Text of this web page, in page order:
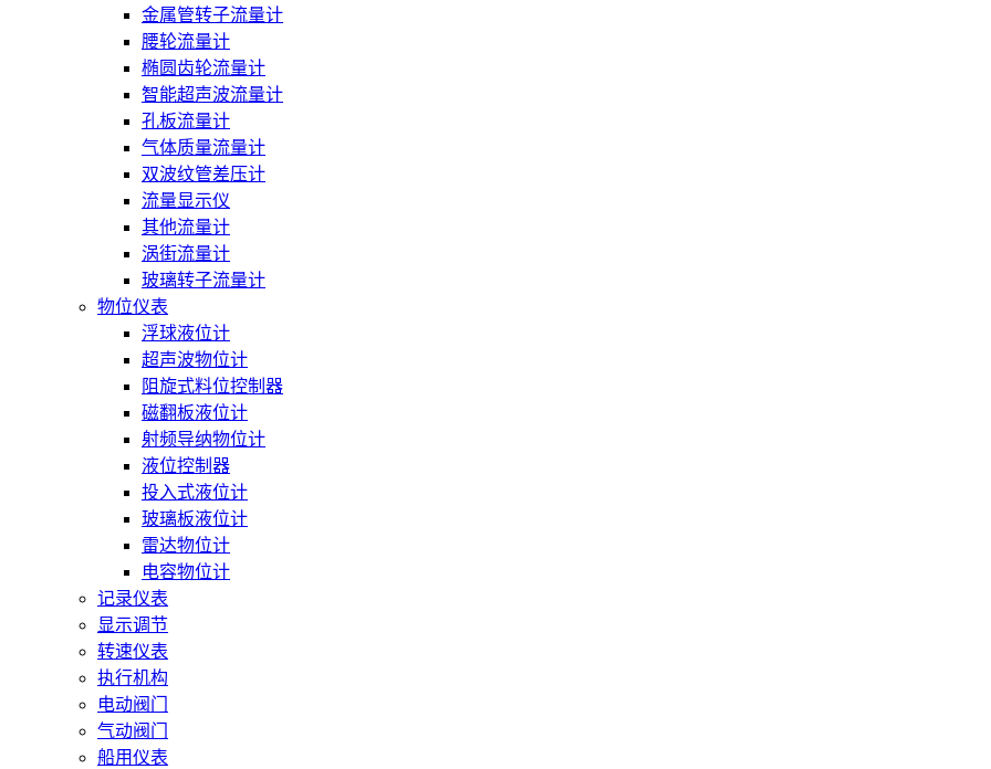
金属管转子流量计
腰轮流量计
椭圆齿轮流量计
智能超声波流量计
孔板流量计
气体质量流量计
双波纹管差压计
流量显示仪
其他流量计
涡街流量计
玻璃转子流量计
物位仪表
浮球液位计
超声波物位计
阻旋式料位控制器
磁翻板液位计
射频导纳物位计
液位控制器
投入式液位计
玻璃板液位计
雷达物位计
电容物位计
记录仪表
显示调节
转速仪表
执行机构
电动阀门
气动阀门
船用仪表